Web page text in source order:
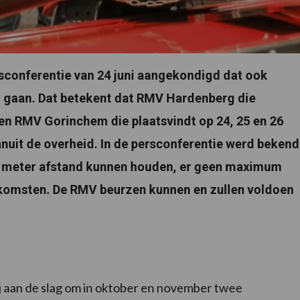
van 24 juni aangekondigd dat ook
Dat betekent dat RMV Hardenberg die
RMV Gorinchem die plaatsvindt op 24, 25 en 26
de overheid. In de persconferentie werd bekend
afstand kunnen houden, er geen maximum
De RMV beurzen kunnen en zullen voldoen
de slag om in oktober en november twee